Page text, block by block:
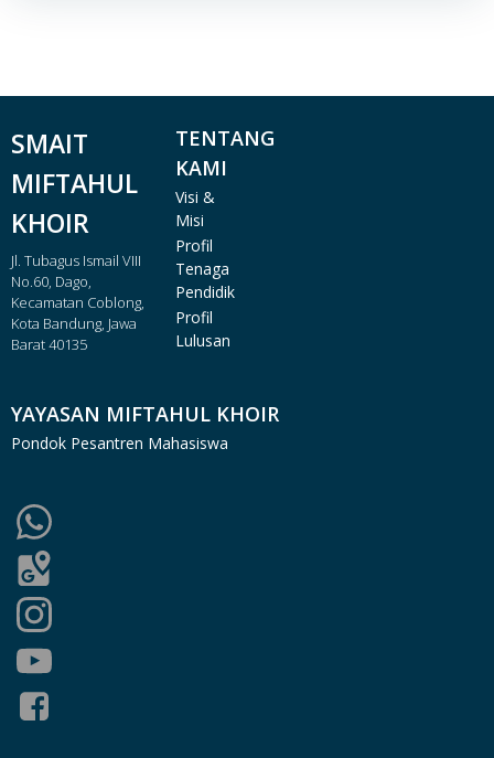
SMAIT
MIFTAHUL
KHOIR
Jl. Tubagus Ismail VIII
No.60, Dago,
Kecamatan Coblong,
Kota Bandung, Jawa
Barat 40135
TENTANG
KAMI
Visi &
Misi
Profil
Tenaga
Pendidik
Profil
Lulusan
YAYASAN MIFTAHUL KHOIR
Pondok Pesantren Mahasiswa